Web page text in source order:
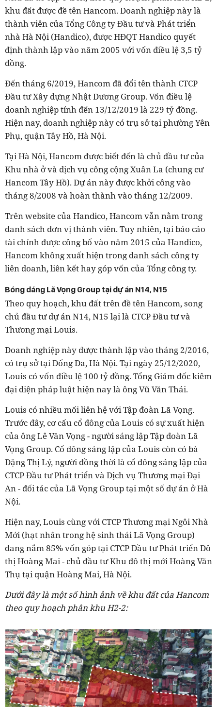
khu đất được đề tênHancom. Doanh nghiệp này là
thành viên của Tổng Công ty Đầu tư và Phát triển
nhà Hà Nội (Handico), được HĐQT Handico quyết
định thành lập vào năm 2005 với vốn điều lệ 3,5 tỷ
đồng.
Đến tháng 6/2019, Hancom đã đổi tên thành CTCP
Đầu tư Xây dựng Nhật Dương Group. Vốn điều lệ
doanh nghiệp tính đến 13/12/2019 là 229 tỷ đồng.
Hiện nay, doanh nghiệp này có trụ sở tại phường Yên
Phụ, quận Tây Hồ, Hà Nội.
Tại Hà Nội, Hancom được biết đến là chủ đầu tư của
Khu nhà ở và dịch vụ công cộng Xuân La (chung cư
Hancom Tây Hồ). Dự án này được khởi công vào
tháng 8/2008 và hoàn thành vào tháng 12/2009.
Trên website của Handico, Hancom vẫn nằm trong
danh sách đơn vị thành viên. Tuy nhiên, tại báo cáo
tài chính được công bố vào năm 2015 của Handico,
Hancom không xuất hiện trong danh sách công ty
liên doanh, liên kết hay góp vốn của Tổng công ty.
Bóng dáng Lã Vọng Group tại dự án N14, N15
Theo quy hoạch, khu đất trên đề tên Hancom, song
chủ đầu tư dự án N14, N15 lại là CTCP Đầu tư và
Thương mại Louis.
Doanh nghiệp này được thành lập vào tháng 2/2016,
có trụ sở tại Đống Đa, Hà Nội. Tại ngày 25/12/2020,
Louis có vốn điều lệ 100 tỷ đồng. Tổng Giám đốc kiêm
đại diện pháp luật hiện nay là ông Vũ Văn Thái.
Louis có nhiều mối liên hệ với Tập đoàn Lã Vọng.
Trước đây, cơ cấu cổ đông của Louis có sự xuất hiện
của ông Lê Văn Vọng - người sáng lập Tập đoàn Lã
Vọng Group. Cổ đông sáng lập của Louis còn có bà
Đặng Thị Lý, người đồng thời là cổ đông sáng lập của
CTCP Đầu tư Phát triển và Dịch vụ Thương mại Đại
An - đối tác của Lã Vọng Group tại một số dự án ở Hà
Nội.
Hiện nay, Louis cùng với CTCP Thương mại Ngôi Nhà
Mới (hạt nhân trong hệ sinh thái Lã Vọng Group)
đang nắm 85% vốn góp tại CTCP Đầu tư Phát triển Đô
thị Hoàng Mai - chủ đầu tư Khu đô thị mới Hoàng Văn
Thụ tại quận Hoàng Mai, Hà Nội.
Dưới đây là một số hình ảnh về khu đất của Hancom
theo quy hoạch phân khu H2-2: